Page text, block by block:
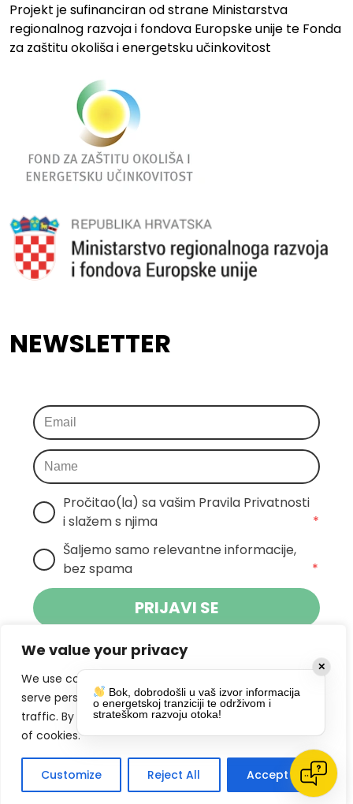
We value your privacy
We use cookies to enhance your browsing experience,
serve personalized ads or content, and analyze our
traffic. By clicking "Accept All", you consent to our use
of cookies.
Customize Reject All Accept All
Projekt je sufinanciran od strane Ministarstva
regionalnog razvoja i fondova Europske unije te Fonda
za zaštitu okoliša i energetsku učinkovitost
NEWSLETTER
Pročitao(la) sa vašim Pravila Privatnosti
i slažem s njima
*
Šaljemo samo relevantne informacije,
bez spama
*
PRIJAVI SE
Klikom na gumb dajete suglasnost za
primanje novosti Pokreta Otoka te se
slažete spolitikom privatnosti.
DRUŠTVENE MREŽE
✕
Bok, dobrodošli u vaš izvor informacija
o energetskoj tranziciji te održivom i
strateškom razvoju otoka!